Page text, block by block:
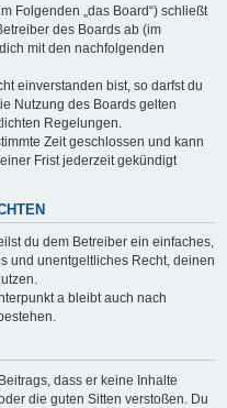
Folgenden „das Board“) schließt
des Boards ab (im
mit den nachfolgenden
einverstanden bist, so darfst du
Nutzung des Boards gelten
Regelungen.
Zeit geschlossen und kann
Frist jederzeit gekündigt
du dem Betreiber ein einfaches,
und unentgeltliches Recht, deinen
a bleibt auch nach
dass er keine Inhalte
die guten Sitten verstoßen. Du